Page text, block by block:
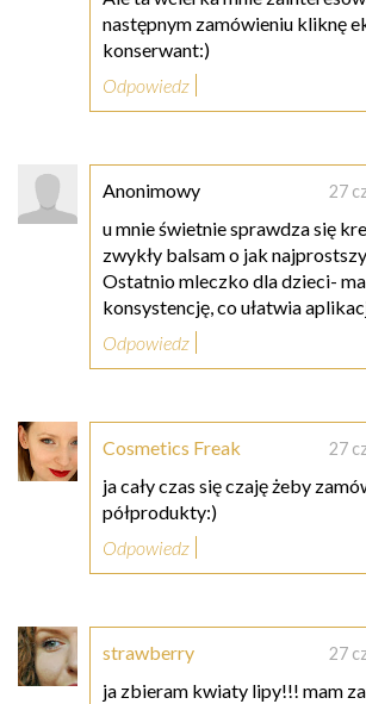
następnym zamówieniu kliknę
konserwant:)
Odpowiedz
Anonimowy 27
u mnie świetnie sprawdza się
zwykły balsam o jak
Ostatnio mleczko dla dzieci-
konsystencję, co ułatwia
Odpowiedz
Cosmetics Freak 27
ja cały czas się czaję żeby
półprodukty:)
Odpowiedz
strawberry 27
ja zbieram kwiaty lipy!!! mam